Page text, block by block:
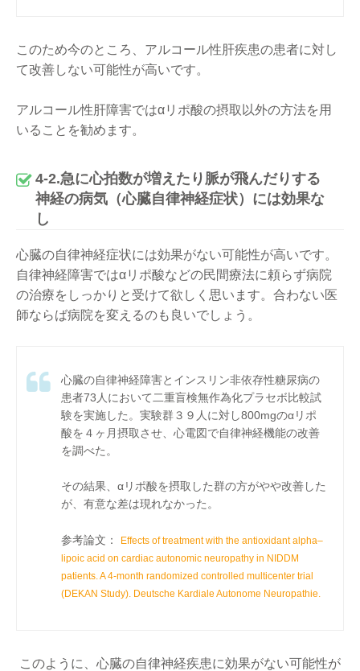
このため今のところ、アルコール性肝疾患の患者に対し
て改善しない可能性が高いです。
アルコール性肝障害ではαリポ酸の摂取以外の方法を用
いることを勧めます。
4-2.急に心拍数が増えたり脈が飛んだりする
神経の病気（心臓自律神経症状）には効果な
し
心臓の自律神経症状には効果がない可能性が高いです。
自律神経障害ではαリポ酸などの民間療法に頼らず病院
の治療をしっかりと受けて欲しく思います。合わない医
師ならば病院を変えるのも良いでしょう。
心臓の自律神経障害とインスリン非依存性糖尿病の
患者73人において二重盲検無作為化プラセボ比較試
験を実施した。実験群３９人に対し800mgのαリポ
酸を４ヶ月摂取させ、心電図で自律神経機能の改善
を調べた。
その結果、αリポ酸を摂取した群の方がやや改善した
が、有意な差は現れなかった。
参考論文： Effects of treatment with the antioxidantalpha–
lipoic acid on cardiac autonomic neuropathy in NIDDM
patients. A 4-month randomized controlled multicenter trial
(DEKAN Study). Deutsche Kardiale Autonome Neuropathie.
このように、心臓の自律神経疾患に効果がない可能性が